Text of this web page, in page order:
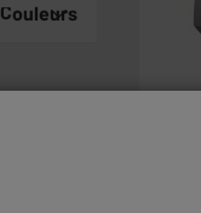
Couleurs